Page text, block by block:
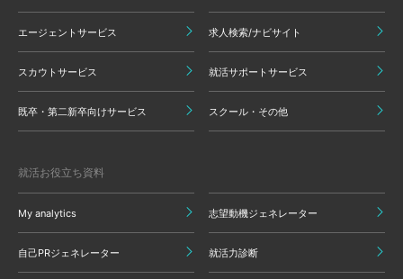
エージェントサービス 求人検索/ナビサイト
スカウトサービス 就活サポートサービス
既卒・第二新卒向けサービス スクール・その他
就活お役立ち資料
My analytics 志望動機ジェネレーター
自己PRジェネレーター 就活力診断